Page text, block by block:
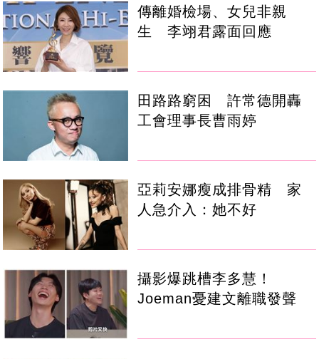
傳離婚檢場、女兒非親
生 李翊君露面回應
田路路窮困 許常德開轟
工會理事長曹雨婷
亞莉安娜瘦成排骨精 家
人急介入：她不好
攝影爆跳槽李多慧！
Joeman憂建文離職發聲